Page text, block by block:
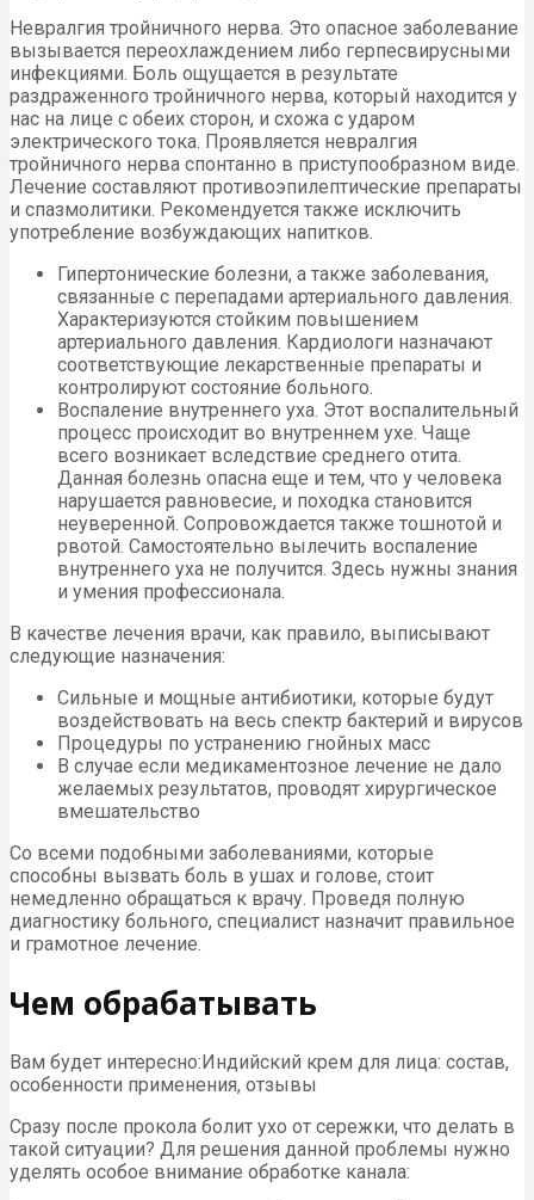
Невралгия тройничного нерва. Это опасное заболевание
вызывается переохлаждением либо герпесвирусными
инфекциями. Боль ощущается в результате
раздраженного тройничного нерва, который находится у
нас на лице с обеих сторон, и схожа с ударом
электрического тока. Проявляется невралгия
тройничного нерва спонтанно в приступообразном виде.
Лечение составляют противоэпилептические препараты
и спазмолитики. Рекомендуется также исключить
употребление возбуждающих напитков.
Гипертонические болезни, а также заболевания,
связанные с перепадами артериального давления.
Характеризуются стойким повышением
артериального давления. Кардиологи назначают
соответствующие лекарственные препараты и
контролируют состояние больного.
Воспаление внутреннего уха. Этот воспалительный
процесс происходит во внутреннем ухе. Чаще
всего возникает вследствие среднего отита.
Данная болезнь опасна еще и тем, что у человека
нарушается равновесие, и походка становится
неуверенной. Сопровождается также тошнотой и
рвотой. Самостоятельно вылечить воспаление
внутреннего уха не получится. Здесь нужны знания
и умения профессионала.
В качестве лечения врачи, как правило, выписывают
следующие назначения:
Сильные и мощные антибиотики, которые будут
воздействовать на весь спектр бактерий и вирусов
Процедуры по устранению гнойных масс
В случае если медикаментозное лечение не дало
желаемых результатов, проводят хирургическое
вмешательство
Со всеми подобными заболеваниями, которые
способны вызвать боль в ушах и голове, стоит
немедленно обращаться к врачу. Проведя полную
диагностику больного, специалист назначит правильное
и грамотное лечение.
Чем обрабатывать
Вам будет интересно:Индийский крем для лица: состав,
особенности применения, отзывы
Сразу после прокола болит ухо от сережки, что делать в
такой ситуации? Для решения данной проблемы нужно
уделять особое внимание обработке канала: